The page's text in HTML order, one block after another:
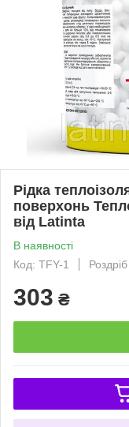
Рідка
поверхонь
від Latinta
В наявності
Код: TFY-1
Роздріб
303 ₴